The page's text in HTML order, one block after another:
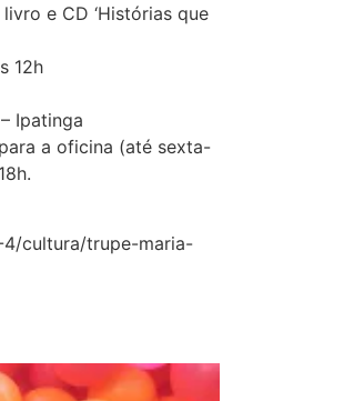
e CD ‘Histórias que
12h
Ipatinga
a oficina (até sexta-
cultura/trupe-maria-